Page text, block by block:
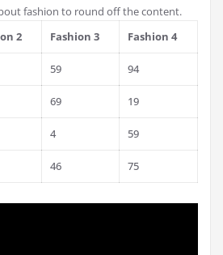
fashion to round off the content.
2 Fashion 3 Fashion 4
59 94
69 19
4 59
46 75